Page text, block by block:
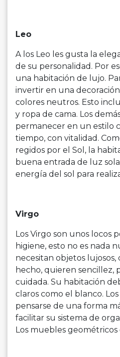
Leo
A los Leo les gusta la
de su personalidad. Por
una habitación de lujo.
invertir en una
colores neutros. Esto
y ropa de cama. Los
permanecer en un estilo
tiempo, con vitalidad.
regidos por el Sol, la
buena entrada de luz
energía del sol para
Virgo
Los Virgo son unos locos
higiene, esto no es nada
necesitan objetos lujosos,
hecho, quieren sencillez,
cuidada. Su habitación
claros como el blanco.
pensarse de una forma
facilitar su sistema de
Los muebles geométricos